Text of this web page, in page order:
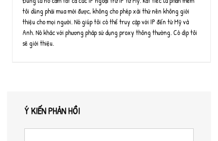
tôi dùng phải mua mới được, không cho phép xài thử nên không giới
thiệu cho mọi người. Nó giúp tôi có thể truy cập với IP đến từ Mỹ và
Anh. Nó khác với phương pháp sử dụng proxy thông thường. Có dịp tôi
sẽ giới thiệu.
Ý KIẾN PHẢN HỒI